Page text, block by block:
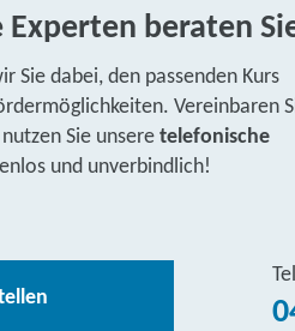
Experten beraten
Sie dabei, den passenden Kurs
Vereinbaren
Sie unsere telefonische
und unverbindlich!